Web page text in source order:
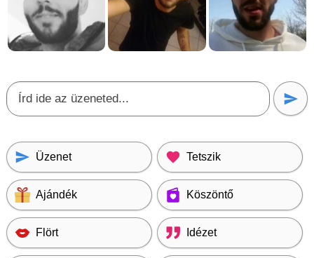
Üzenet Tetszik
Ajándék Köszöntő
Flört Idézet